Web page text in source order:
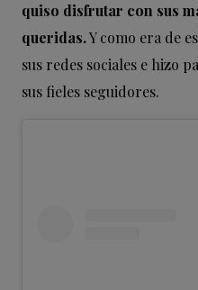
quiso disfrutar con sus
queridas.Y como era de
sus redes sociales e hizo
sus fieles seguidores.